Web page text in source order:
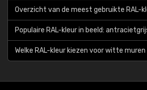
Overzicht van de meest gebruikte RAL-
Populaire RAL-kleur in beeld:
Welke RAL-kleur kiezen voor witte